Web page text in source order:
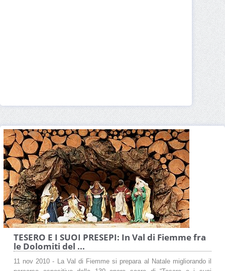
TESERO E I SUOI PRESEPI: In Val di Fiemme fra
le Dolomiti del ...
11 nov 2010 - La Val di Fiemme si prepara al Natale migliorando il